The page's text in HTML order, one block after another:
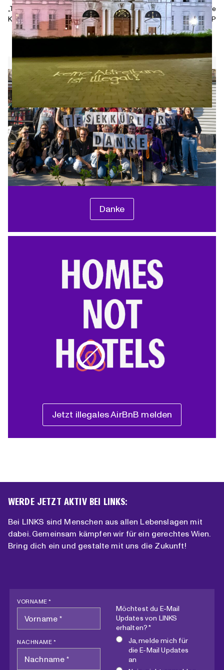
„Their Time To Pay“ bittet
Klimakiller zur Kasse
Glaub an ein Österreich ohne
ÖVP
WIENWAHL 2025
Danke
Jetzt illegales AirBnB melden
WERDE JETZT AKTIV BEI LINKS:
Bei LINKS sind Menschen aus allen Lebenslagen mit
dabei. Gemeinsam kämpfen wir für ein gerechtes Wien.
Bring dich ein und gestalte mit uns die Zukunft!
VORNAME *
NACHNAME *
Möchtest du E-Mail
Updates von LINKS
erhalten? *
Ja, melde mich für
die E-Mail Updates
an